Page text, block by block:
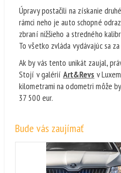
Úpravy postačili na získanie
rámci neho je auto schopné
zbraní nižšieho a stredného
To všetko zvláda vydávajúc sa
Ak by vás tento unikát zaujal,
Stojí v galérií Art&Revs v
kilometrami na odometri môže
37 500 eur.
Bude vás zaujímať